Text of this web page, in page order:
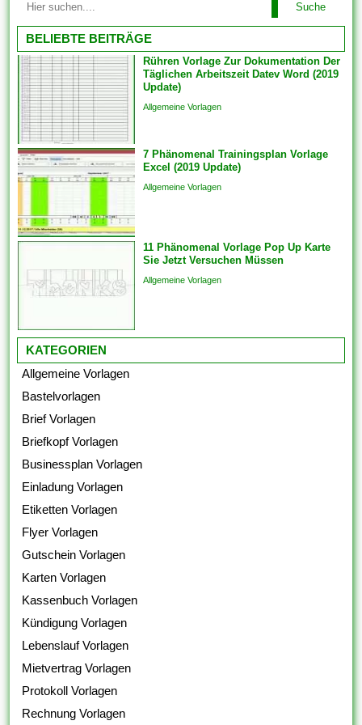
Sie die...
problemlos alles arrangieren.
Einige der Vorlagen sind
branchenspezifisch. Diese
können auch Die
Kommunikation und
Engagements strukturieren,
um sicherzustellen, dass das
Endprodukt von hoher Qualität
ist. Sie bringen die Vorlagen
auch überspringen und
Suche
BELIEBTE BEITRÄGE
Rühren Vorlage Zur Dokumentation Der
Täglichen Arbeitszeit Datev Word (2019
Update)
Allgemeine Vorlagen
7 Phänomenal Trainingsplan Vorlage
Excel (2019 Update)
Allgemeine Vorlagen
11 Phänomenal Vorlage Pop Up Karte
Sie Jetzt Versuchen Müssen
Allgemeine Vorlagen
KATEGORIEN
Allgemeine Vorlagen
Bastelvorlagen
Brief Vorlagen
Briefkopf Vorlagen
Businessplan Vorlagen
Einladung Vorlagen
Etiketten Vorlagen
Flyer Vorlagen
Gutschein Vorlagen
Karten Vorlagen
Kassenbuch Vorlagen
Kündigung Vorlagen
Lebenslauf Vorlagen
Mietvertrag Vorlagen
Protokoll Vorlagen
Rechnung Vorlagen